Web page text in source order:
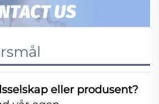
eller produsent?